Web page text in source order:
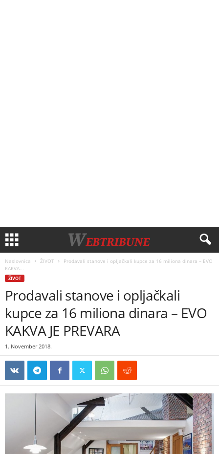
Naslovnica ŽIVOT
Prodavali stanove i opljačkali kupce za 16 miliona dinara – EVO
KAKVA...
ŽIVOT
Prodavali stanove i opljačkali
kupce za 16 miliona dinara – EVO
KAKVA JE PREVARA
1. November 2018.